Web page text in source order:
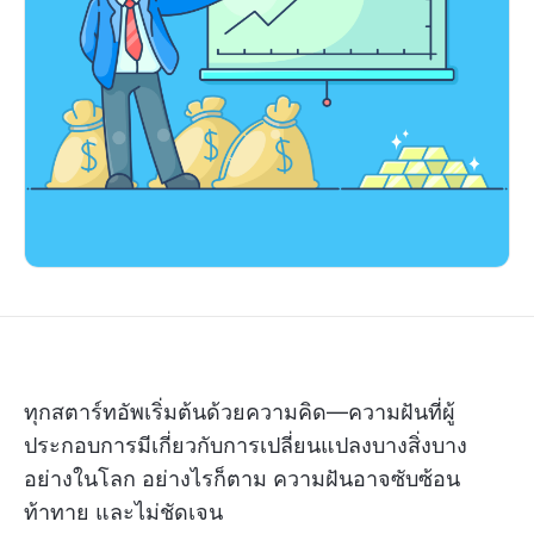
ทุกสตาร์ทอัพเริ่มต้นด้วยความคิด—ความฝันที่ผู้
ประกอบการมีเกี่ยวกับการเปลี่ยนแปลงบางสิ่งบาง
อย่างในโลก อย่างไรก็ตาม ความฝันอาจซับซ้อน
ท้าทาย และไม่ชัดเจน